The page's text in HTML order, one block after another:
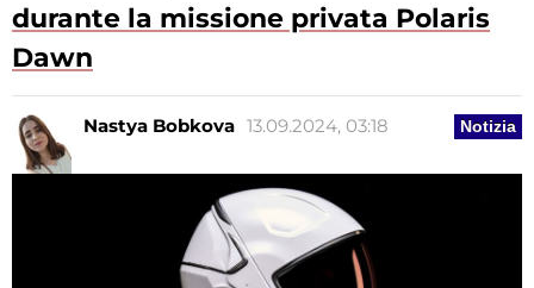
durante la missione privata Polaris
Dawn
Notizia
Nastya Bobkova 13.09.2024, 03:18